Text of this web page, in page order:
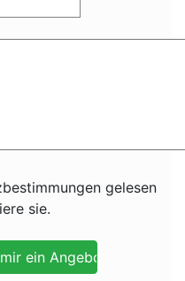
gelesen
sie.